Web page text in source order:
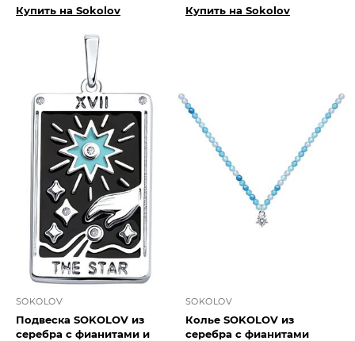
Купить на Sokolov Купить на Sokolov
SOKOLOV
Подвеска SOKOLOV из
серебра с фианитами и
SOKOLOV
Колье SOKOLOV из
серебра с фианитами